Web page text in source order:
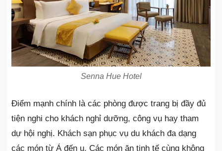
Senna Hue Hotel
Điểm mạnh chính là các phòng được trang bị đầy đủ
tiện nghi cho khách nghỉ dưỡng, công vụ hay tham
dự hội nghị. Khách sạn phục vụ du khách đa dạng
các món từ Á đến u. Các món ăn tinh tế cùng không